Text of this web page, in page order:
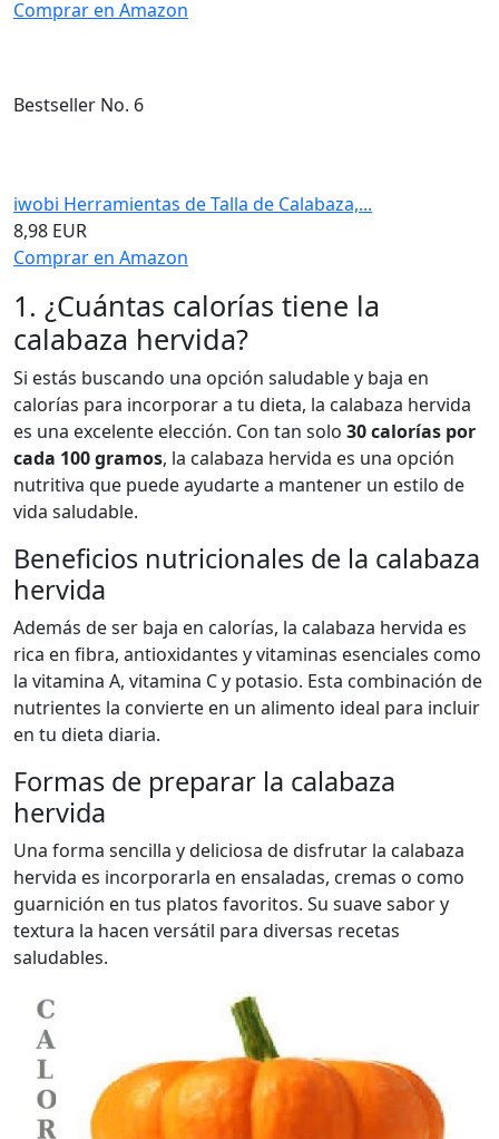
Comprar en Amazon
Bestseller No. 6
iwobi Herramientas de Talla de Calabaza,...
8,98 EUR
Comprar en Amazon
1. ¿Cuántas calorías tiene la
calabaza hervida?
Si estás buscando una opción saludable y baja en
calorías para incorporar a tu dieta, la calabaza hervida
es una excelente elección. Con tan solo 30 calorías por
cada 100 gramos, la calabaza hervida es una opción
nutritiva que puede ayudarte a mantener un estilo de
vida saludable.
Beneficios nutricionales de la calabaza
hervida
Además de ser baja en calorías, la calabaza hervida es
rica en fibra, antioxidantes y vitaminas esenciales como
la vitamina A, vitamina C y potasio. Esta combinación de
nutrientes la convierte en un alimento ideal para incluir
en tu dieta diaria.
Formas de preparar la calabaza
hervida
Una forma sencilla y deliciosa de disfrutar la calabaza
hervida es incorporarla en ensaladas, cremas o como
guarnición en tus platos favoritos. Su suave sabor y
textura la hacen versátil para diversas recetas
saludables.